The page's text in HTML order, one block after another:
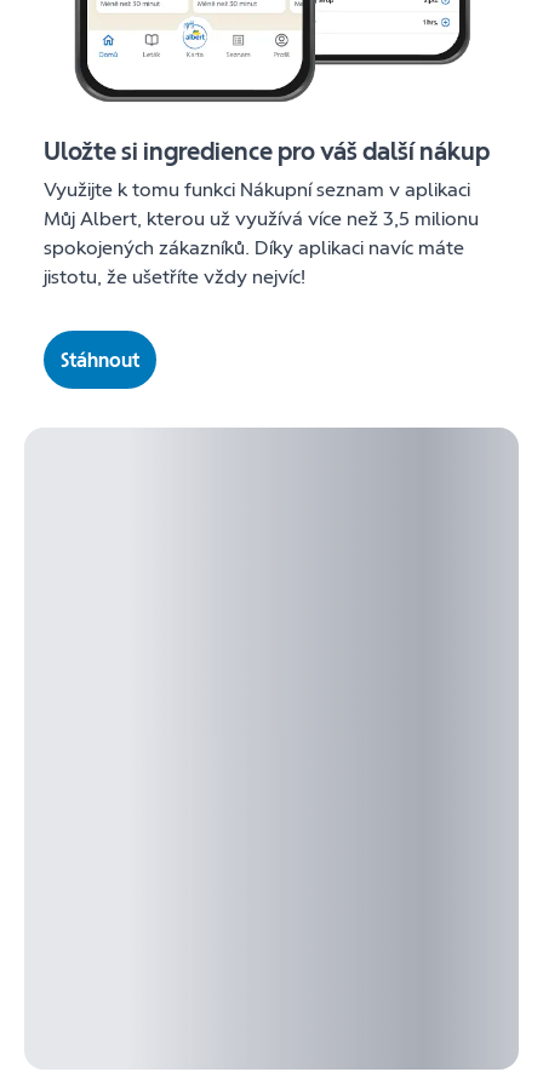
Uložte si ingredience pro váš další nákup
Využijte k tomu funkci Nákupní seznam v aplikaci
Můj Albert, kterou už využívá více než 3,5 milionu
spokojených zákazníků. Díky aplikaci navíc máte
jistotu, že ušetříte vždy nejvíc!
Stáhnout